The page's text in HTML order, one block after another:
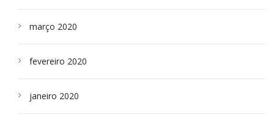
março 2020
fevereiro 2020
janeiro 2020